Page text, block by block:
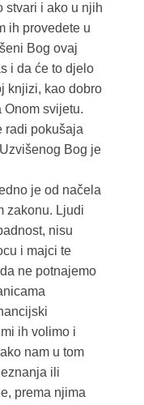
stvari i ako u njih
ih provedete u
Bog ovaj
i da će to djelo
knjizi, kao dobro
svijetu.
radi pokušaja
Bog je
je od načela
zakonu. Ljudi
nisu
i majci te
ne potnajemo
ih volimo i
nam u tom
ili
prema njima